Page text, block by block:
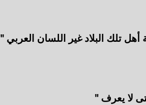
تلك البلاد غير اللسان العربي "
لا يعرف "